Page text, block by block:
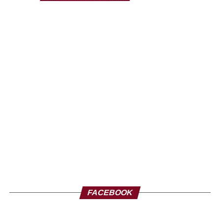
FACEBOOK